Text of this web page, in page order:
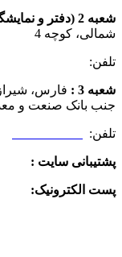
شعبه 2 (دفتر و نمایشگاه چرخ) :
شمالی، کوچه 4
تلفن:
شعبه 3 :
فارس،
جنب بانک صنعت و
تلفن:
پشتیبانی سایت :
پست الکترونیک: